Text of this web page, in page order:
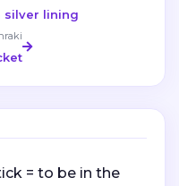
silver lining
= to be in the